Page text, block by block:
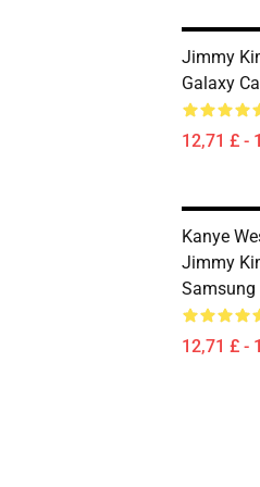
Jimmy
Galaxy
12,71 £ -
Kanye
Jimmy
Samsung
12,71 £ -